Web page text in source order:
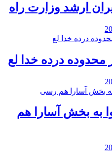
ارشد وزارت راه
درده خدا لع
به بخش آسارا هم